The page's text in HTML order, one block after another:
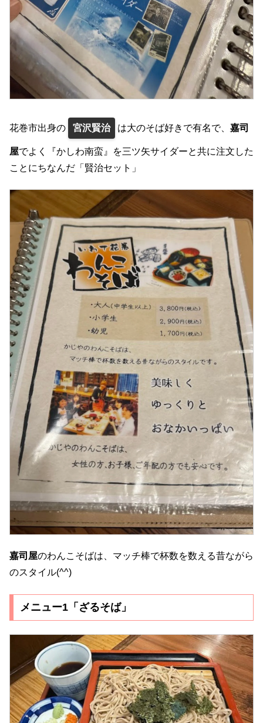
花巻市出身の 宮沢賢治 は大のそば好きで有名で、 嘉司
屋でよく『かしわ南蛮』を三ツ矢サイダーと共に注文した
ことにちなんだ「賢治セット」
嘉司屋のわんこそばは、マッチ棒で杯数を数える昔ながら
のスタイル(^^)
メニュー1「ざるそば」